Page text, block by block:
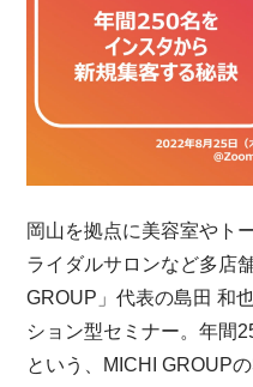
岡山を拠点に美容室やト
ライダルサロンなど多店
GROUP」代表の島田 和
ション型セミナー。年間
という、MICHI GROUP